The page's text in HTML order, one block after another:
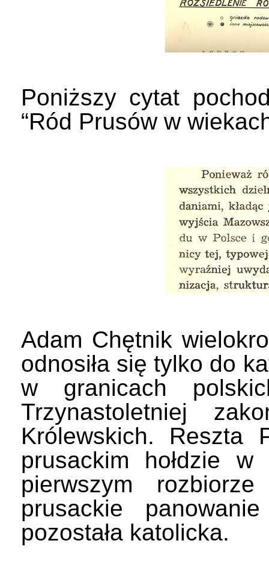
Poniższy cytat
“Ród Prusów w
Adam Chętnik
odnosiła się tylko do
w granicach
Trzynastoletniej
Królewskich. Reszta
prusackim hołdzie
pierwszym
prusackie
pozostała katolicka.